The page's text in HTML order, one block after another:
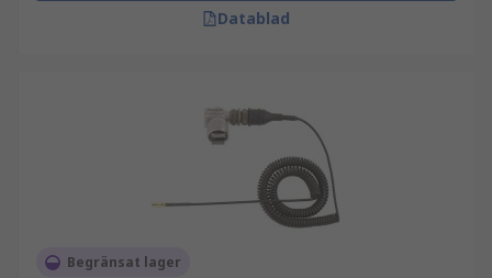
När du väljer vibrationsmätare är det viktigt att
ta hänsyn till mätområde, funktioner och
användningsområde. Rätt val säkerställer effektiv
Datablad
Begränsat lager